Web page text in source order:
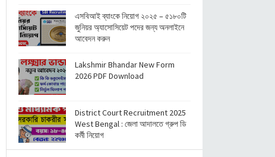
এসবিআই ব্যাংকে নিয়োগ ২০২৫ – ৫১৮০টি
জুনিয়র অ্যাসোসিয়েট পদের জন্য অনলাইনে
আবেদন করুন
Lakshmir Bhandar New Form
2026 PDF Download
District Court Recruitment 2025
West Bengal : জেলা আদালতে গ্রুপ ডি
কর্মী নিয়োগ